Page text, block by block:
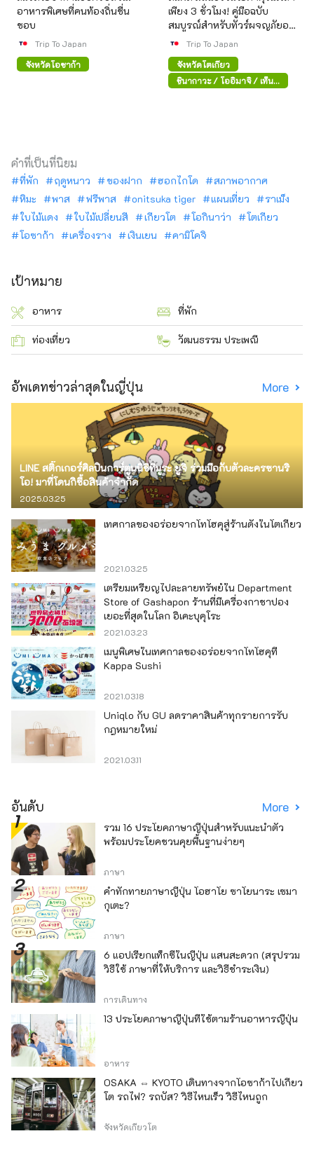
อาหารพิเศษที่คนท้องถิ่นชื่น
ชอบ
Trip To Japan
จังหวัดโอซาก้า
เพียง 3 ชั่วโมง! คู่มือฉบับ
สมบูรณ์สำหรับทัวร์ผจญภัยอนิ
เมะและเกมในอากิฮาบาระ
Trip To Japan
จังหวัดโตเกียว
ชินากาวะ / โออิมาจิ / เท็น
โนซุ
คำที่เป็นที่นิยม
ที่พัก ฤดูหนาว ของฝาก ฮอกไกโด
สภาพอากาศ
หิมะ
พาส ฟรีพาส onitsuka tiger แผนเที่ยว
ราเม็ง
ใบไม้แดง
ใบไม้เปลี่ยนสี เกียวโต โอกินาว่า
โตเกียว
โอซาก้า
เครื่องราง เงินเยน คามิโคจิ
เป้าหมาย
อาหาร ที่พัก
ท่องเที่ยว วัฒนธรรม ประเพณี
อัพเดทข่าวล่าสุดในญี่ปุ่น More
LINE สติ๊กเกอร์ศิลปินการ์ตูนนิชิทีมูระ ยูจิ ร่วมมือกับตัวละครซานริ
โอ! มาที่โดนกิซื้อสินค้าจำกัด
2025.03.25
เทศกาลของอร่อยจากโทโฮคุสู่ร้านดังในโตเกียว
2021.03.25
เตรียมเหรียญไปละลายทรัพย์ใน Department
Store of Gashapon ร้านที่มีเครื่องกาชาปอง
เยอะที่สุดในโลก อิเคะบุคุโระ
2021.03.23
เมนูพิเศษในเทศกาลของอร่อยจากโทโฮคุที่
Kappa Sushi
2021.03.18
Uniqlo กับ GU ลดราคาสินค้าทุกรายการรับ
กฎหมายใหม่
2021.03.11
อันดับ More
รวม 16 ประโยคภาษาญี่ปุ่นสำหรับแนะนำตัว
พร้อมประโยคชวนคุยพื้นฐานง่ายๆ
ภาษา
คำทักทายภาษาญี่ปุ่น โอฮาโย ซาโยนาระ เซมา
กุเตะ?
ภาษา
6 แอปเรียกแท็กซี่ในญี่ปุ่น แสนสะดวก (สรุปรวม
วิธีใช้ ภาษาที่ให้บริการ และวิธีชำระเงิน)
การเดินทาง
13 ประโยคภาษาญี่ปุ่นที่ใช้ตามร้านอาหารญี่ปุ่น
อาหาร
OSAKA ⇔ KYOTO เดินทางจากโอซาก้าไปเกียว
โต รถไฟ? รถบัส? วิธีไหนเร็ว วิธีไหนถูก
จังหวัดเกียวโต